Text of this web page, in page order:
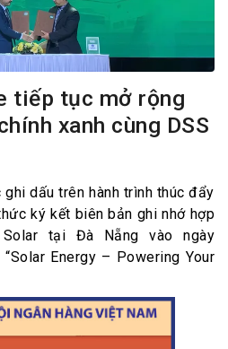
tiếp tục mở rộng
xanh cùng DSS
dấu trên hành trình thúc đẩy
ký kết biên bản ghi nhớ hợp
tại Đà Nẵng vào ngày
Energy – Powering Your